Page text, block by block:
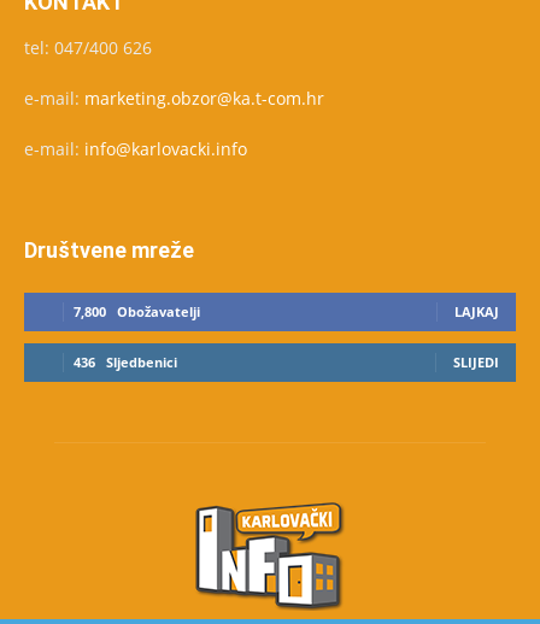
tel: 047/400 626
e-mail: marketing.obzor@ka.t-com.hr
e-mail: info@karlovacki.info
Društvene mreže
7,800 Obožavatelji LAJKAJ
436 Sljedbenici SLIJEDI